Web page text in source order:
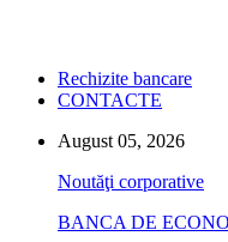
Rechizite bancare
CONTACTE
August 05, 2026
Noutăţi corporative
BANCA DE